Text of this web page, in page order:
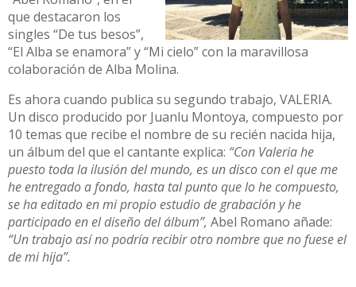
que destacaron los
singles “De tus besos”,
“El Alba se enamora” y “Mi cielo” con la maravillosa
colaboración de Alba Molina.
Es ahora cuando publica su segundo trabajo, VALERIA.
Un disco producido por Juanlu Montoya, compuesto por
10 temas que recibe el nombre de su recién nacida hija,
un álbum del que el cantante explica: “Con Valeria he
puesto toda la ilusión del mundo, es un disco con el que me
he entregado a fondo, hasta tal punto que lo he compuesto,
se ha editado en mi propio estudio de grabación y he
participado en el diseño del álbum”, Abel Romano añade:
“Un trabajo así no podría recibir otro nombre que no fuese el
de mi hija”.